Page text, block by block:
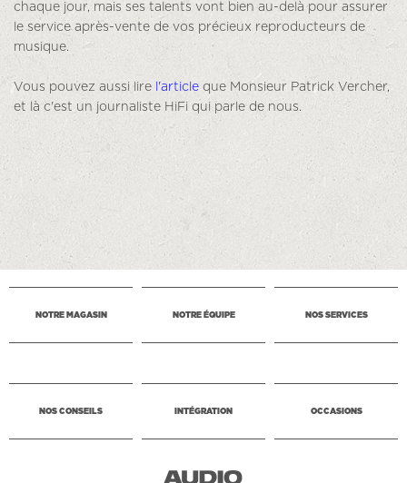
chaque jour, mais ses talents vont bien au-delà pour assurer
le service après-vente de vos précieux reproducteurs de
musique.
Vous pouvez aussi lire l'article que Monsieur Patrick Vercher,
et là c'est un journaliste HiFi qui parle de nous.
NOTRE MAGASIN NOTRE ÉQUIPE NOS SERVICES
NOS CONSEILS INTÉGRATION OCCASIONS